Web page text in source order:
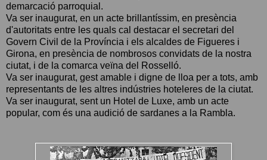
demarcació parroquial.
Va ser inaugurat, en un acte brillantíssim, en presència
d'autoritats entre les quals cal destacar el secretari del
Govern Civil de la Província i els alcaldes de Figueres i
Girona, en presència de nombrosos convidats de la nostra
ciutat, i de la comarca veïna del Rosselló.
Va ser inaugurat, gest amable i digne de lloa per a tots, amb
representants de les altres indústries hoteleres de la ciutat.
Va ser inaugurat, sent un Hotel de Luxe, amb un acte
popular, com és una audició de sardanes a la Rambla.